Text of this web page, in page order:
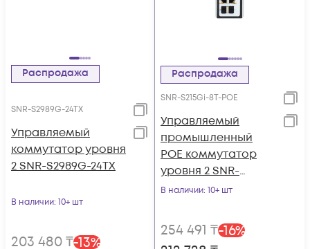
Распродажа
SNR-S2989G-24TX
Управляемый
коммутатор уровня
2 SNR-S2989G-24TX
В наличии: 10+ шт
203 480₸-13%
Распродажа
SNR-S215Gi-8T-POE
Управляемый
промышленный
POE коммутатор
уровня 2 SNR-
S215Gi-8T-POE
В наличии: 10+ шт
254 491 ₸-16%